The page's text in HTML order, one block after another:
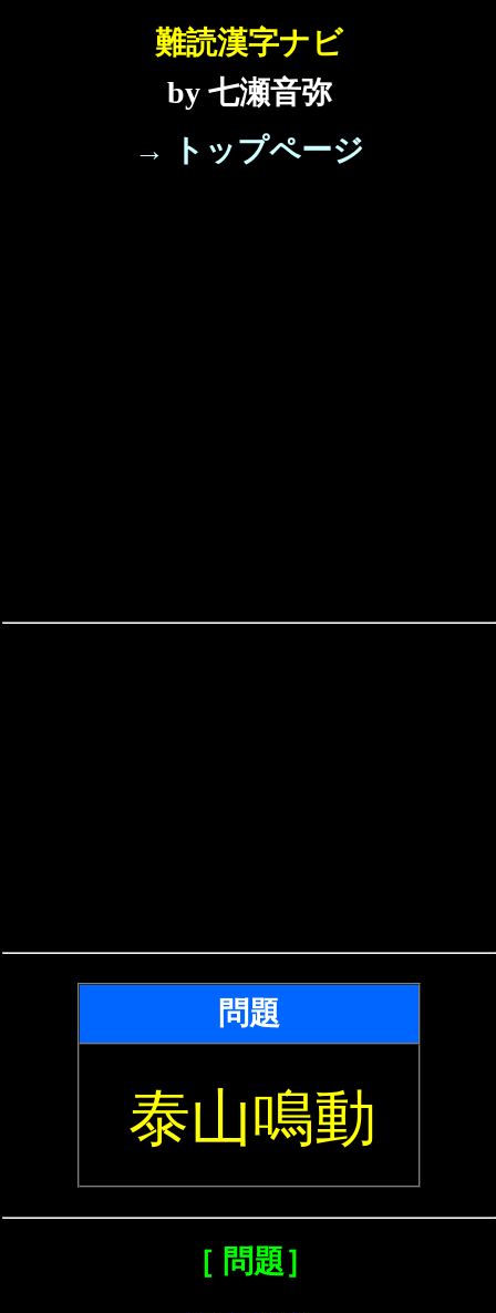
難読漢字ナビ
by 七瀬音弥
→ トップページ
問題
泰山鳴動
［ 問題］